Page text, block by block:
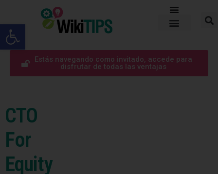
Abrir barra de herramientas
Estás navegando como invitado, accede para
disfrutar de todas las ventajas
CTO
For
Equity